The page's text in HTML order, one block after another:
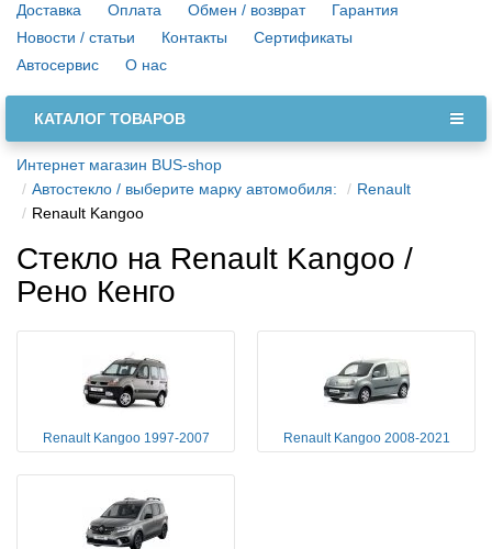
Доставка Оплата Обмен / возврат
Гарантия
Новости / статьи
Контакты
Сертификаты
Автосервис
О нас
КАТАЛОГ ТОВАРОВ
Интернет магазин BUS-shop
Автостекло / выберите марку автомобиля:
Renault
Renault Kangoo
Стекло на Renault Kangoo /
Рено Кенго
Renault Kangoo 1997-2007 Renault Kangoo 2008-2021